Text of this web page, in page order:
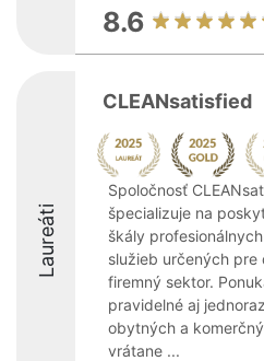
8.6
Laureáti
CLEANsatisfied
Spoločnosť
špecializuje na
škály
služieb určených pre
firemný sektor.
pravidelné aj
obytných a
vrátane ...